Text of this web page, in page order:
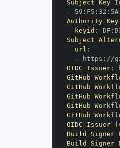
Subject Key
-
59 : F5 : 32 : 5A
Authority
keyid : DF :
Subject
url :
-
https : //
OIDC Issuer:
GitHub
GitHub
GitHub
GitHub
GitHub
OIDC Issuer
Build Signer
Build Signer